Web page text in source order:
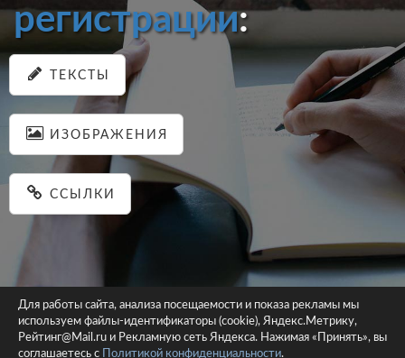
регистрации:
ТЕКСТЫ
ИЗОБРАЖЕНИЯ
ССЫЛКИ
© 2026 pastein.ru |Пользовательское соглашение|Политика
конфиденциальности
Для работы сайта, анализа посещаемости и показа рекламы мы
используем файлы-идентификаторы (cookie), Яндекс.Метрику,
Рейтинг@Mail.ru и Рекламную сеть Яндекса. Нажимая «Принять», вы
соглашаетесь с
Политикой конфиденциальности.